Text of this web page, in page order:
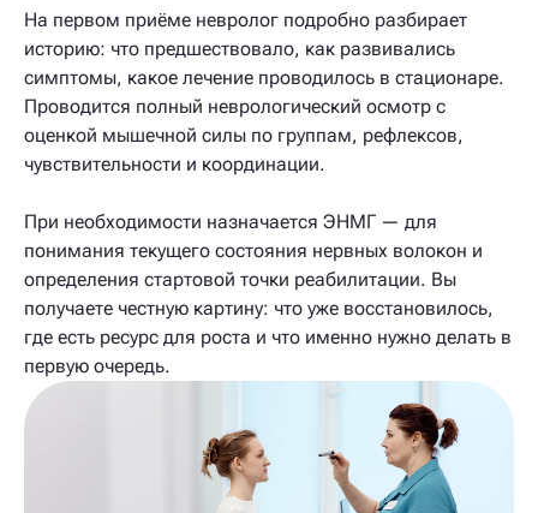
На первом приёме невролог подробно разбирает
историю: что предшествовало, как развивались
симптомы, какое лечение проводилось в стационаре.
Проводится полный неврологический осмотр с
оценкой мышечной силы по группам, рефлексов,
чувствительности и координации.
При необходимости назначается ЭНМГ — для
понимания текущего состояния нервных волокон и
определения стартовой точки реабилитации. Вы
получаете честную картину: что уже восстановилось,
где есть ресурс для роста и что именно нужно делать в
первую очередь.